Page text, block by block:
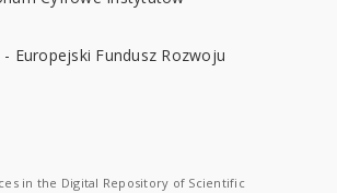
in the Digital Repository of Scientific